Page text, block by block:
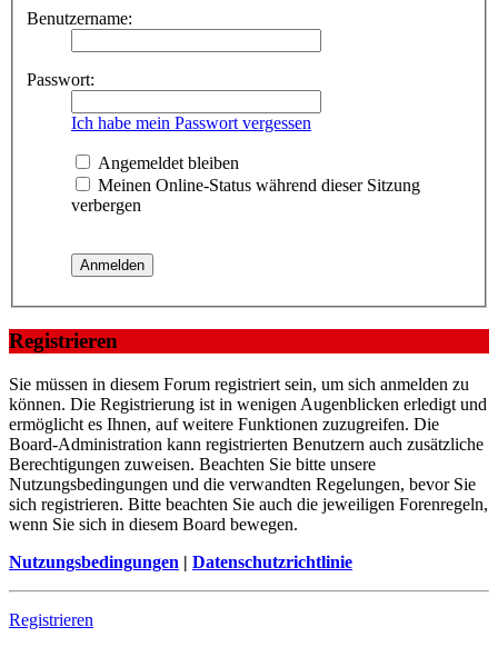
Benutzername:
Passwort:
Ich habe mein Passwort vergessen
Angemeldet bleiben
Meinen Online-Status während dieser Sitzung
verbergen
Registrieren
Sie müssen in diesem Forum registriert sein, um sich anmelden zu
können. Die Registrierung ist in wenigen Augenblicken erledigt und
ermöglicht es Ihnen, auf weitere Funktionen zuzugreifen. Die
Board-Administration kann registrierten Benutzern auch zusätzliche
Berechtigungen zuweisen. Beachten Sie bitte unsere
Nutzungsbedingungen und die verwandten Regelungen, bevor Sie
sich registrieren. Bitte beachten Sie auch die jeweiligen Forenregeln,
wenn Sie sich in diesem Board bewegen.
Nutzungsbedingungen | Datenschutzrichtlinie
Registrieren